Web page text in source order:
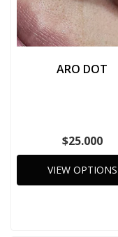
ARO DOT
$25.000
VIEW OPTIONS